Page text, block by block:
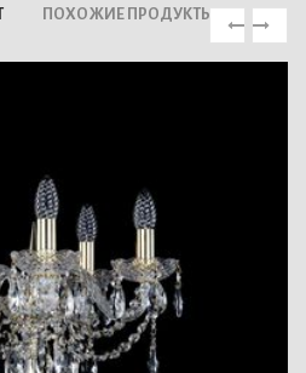
ПОХОЖИЕ ПРОДУКТЫ